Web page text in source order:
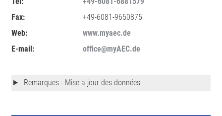
Fax:
+49-6081-9650875
Web:
www.myaec.de
E-mail:
office@myAEC.de
Remarques - Mise a jour des données